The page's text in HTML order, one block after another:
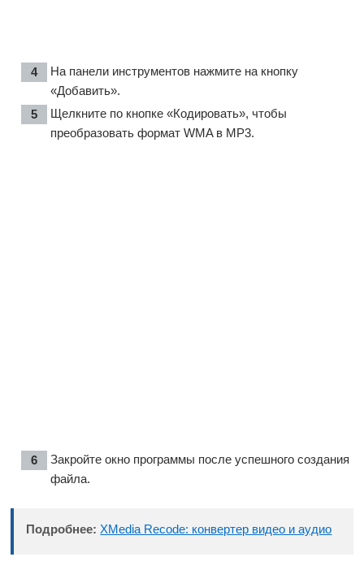
На панели инструментов нажмите на кнопку
«Добавить».
Щелкните по кнопке «Кодировать», чтобы
преобразовать формат WMA в MP3.
Закройте окно программы после успешного создания
файла.
Подробнее: XMedia Recode: конвертер видео и аудио